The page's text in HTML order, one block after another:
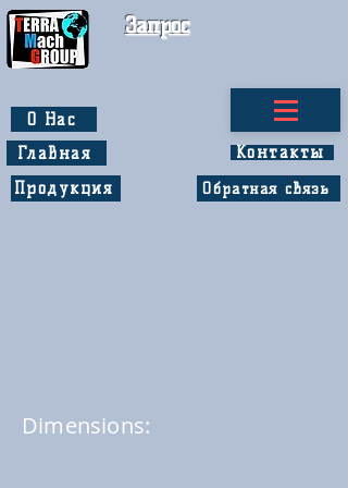
Главная Контакты
О Нас
Продукция Обратная связь
Запрос
Dimensions: